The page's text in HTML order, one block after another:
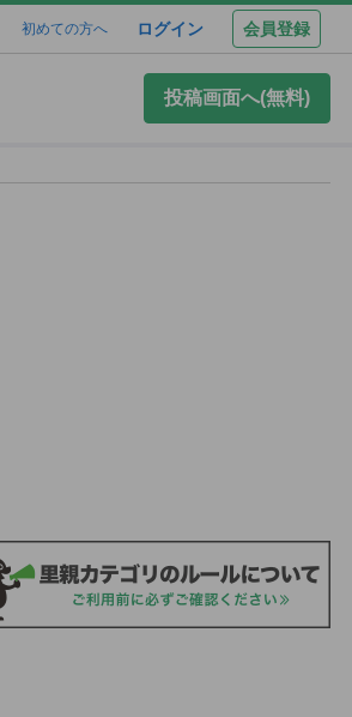
初めての方へ ログイン 会員登録
投稿画面へ(無料)